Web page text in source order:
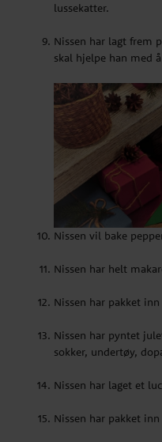
Nissen vil bake
Nissen har
Nissen har
Nissen har
sokker,
Nissen har laget et
Nissen har
Nissen har lagt
Nissen har hørt at
Nissen har bakt
lussekatter.
Nissen har lagt frem
skal hjelpe han med
Nissen vil bake
Nissen har helt
Nissen har pakket
Nissen har pyntet
sokker, undertøy,
Nissen har laget et
Nissen har pakket